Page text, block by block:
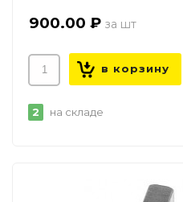
900.00 ₽
2 на складе